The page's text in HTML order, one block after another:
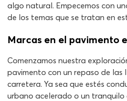
algo natural. Empecemos con
de los temas que se tratan en
Marcas en el pavimento
Comenzamos nuestra
pavimento con un repaso de las
carretera. Ya sea que estés
urbano acelerado o un tranquilo